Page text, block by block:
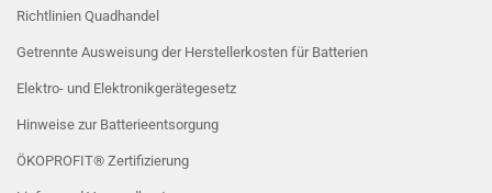
Richtlinien Quadhandel
Getrennte Ausweisung der Herstellerkosten für Batterien
Elektro- und Elektronikgerätegesetz
Hinweise zur Batterieentsorgung
ÖKOPROFIT® Zertifizierung